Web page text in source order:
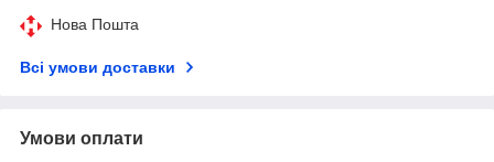
Нова Пошта
Всі умови доставки
Умови оплати